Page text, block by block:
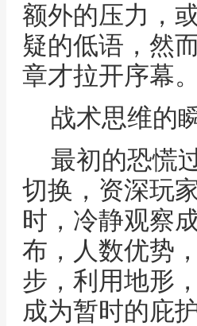
额外的压力，
疑的低语，然
章才拉开序幕。
战术思维的
最初的恐慌
切换，资深玩
时，冷静观察
布，人数优势
步，利用地形
成为暂时的庇